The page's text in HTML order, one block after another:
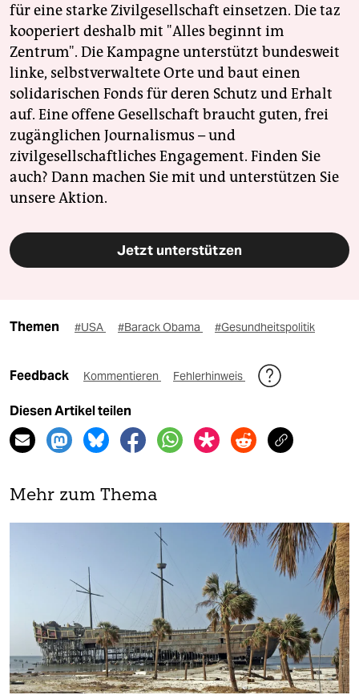
für eine starke Zivilgesellschaft einsetzen. Die taz
kooperiert deshalb mit "Alles beginnt im
Zentrum". Die Kampagne unterstützt bundesweit
linke, selbstverwaltete Orte und baut einen
solidarischen Fonds für deren Schutz und Erhalt
auf. Eine offene Gesellschaft braucht guten, frei
zugänglichen Journalismus – und
zivilgesellschaftliches Engagement. Finden Sie
auch? Dann machen Sie mit und unterstützen Sie
unsere Aktion.
Jetzt unterstützen
Themen #USA #Barack Obama #Gesundheitspolitik
Feedback Kommentieren Fehlerhinweis
Diesen Artikel teilen
Mehr zum Thema